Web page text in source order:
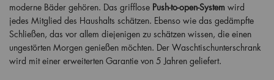
moderne Bäder gehören. Das grifflose Push-to-open-System wird
jedes Mitglied des Haushalts schätzen. Ebenso wie das gedämpfte
Schließen, das vor allem diejenigen zu schätzen wissen, die einen
ungestörten Morgen genießen möchten. Der Waschtischunterschrank
wird mit einer erweiterten Garantie von 5 Jahren geliefert.